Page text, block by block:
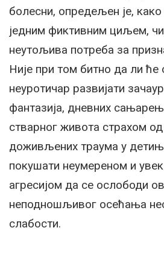
болесни, опредељен је,
једним фиктивним циљем,
неутољива потреба за
Није при том битно да ли ће
неуротичар развијати
фантазија, дневних
стварног живота страхом
доживљених траума у
покушати неумереном и
агресијом да се ослободи
неподношљивог осећања
слабости.